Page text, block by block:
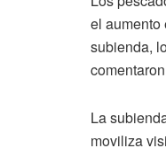
el aumento
subienda,
La
moviliza